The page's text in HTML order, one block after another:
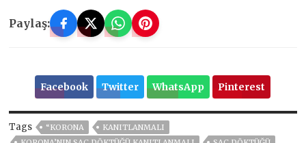
Paylaş:
Facebook Twitter WhatsApp Pinterest
Tags “KORONA
KANITLANMALI